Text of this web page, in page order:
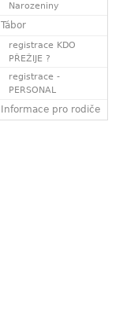
Narozeniny
Tábor
registrace KDO
PŘEŽIJE ?
registrace -
PERSONAL
Informace pro rodiče